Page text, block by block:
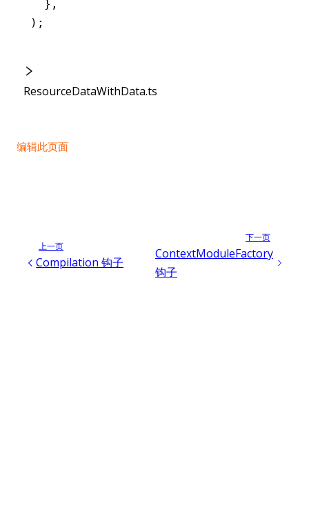
  }
,
);
ResourceDataWithData.ts
编辑此页面
上一页
Compilation 钩子
下一页
ContextModuleFactory
钩子